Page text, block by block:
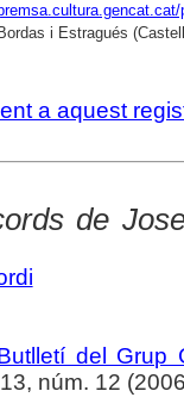
i Estragués
a aquest
de
del Grup
núm. 12